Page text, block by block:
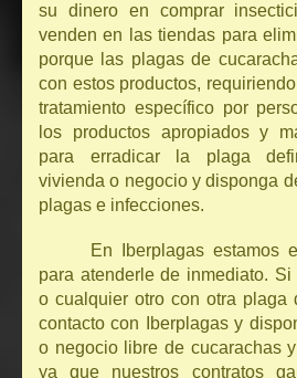
su dinero en comprar
venden en las tiendas para
porque las plagas de
con estos productos,
tratamiento específico por
los productos apropiados y
para erradicar la plaga
vivienda o negocio y disponga
plagas e infecciones.
En Iberplagas estamos
para atenderle de inmediato.
o cualquier otro con otra plaga
contacto con Iberplagas y
o negocio libre de cucarachas
ya que nuestros contratos